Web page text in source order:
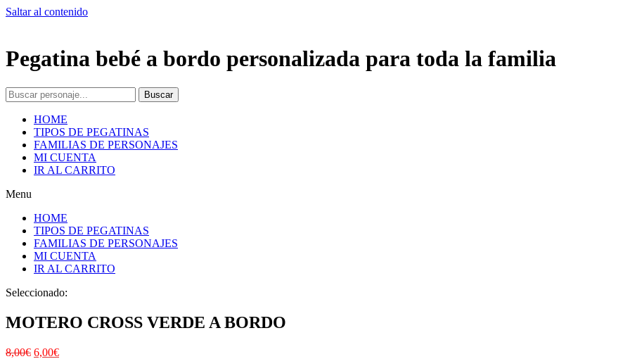
Saltar al contenido
Pegatina bebé a bordo personalizada para toda la familia
Buscar
HOME
TIPOS DE PEGATINAS
FAMILIAS DE PERSONAJES
MI CUENTA
IR AL CARRITO
Menu
HOME
TIPOS DE PEGATINAS
FAMILIAS DE PERSONAJES
MI CUENTA
IR AL CARRITO
Seleccionado:
MOTERO CROSS VERDE A BORDO
8,00€ 6,00€